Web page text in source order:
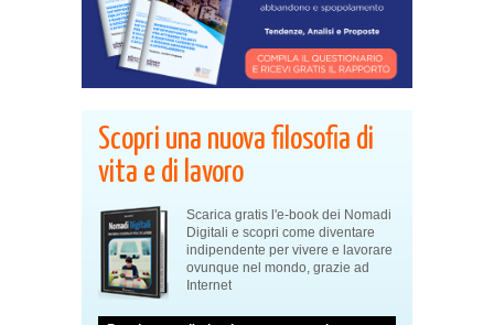
Scopri una nuova filosofia di
vita e di lavoro
Scarica gratis l'e-book dei Nomadi
Digitali e scopri come diventare
indipendente per vivere e lavorare
ovunque nel mondo, grazie ad
Internet